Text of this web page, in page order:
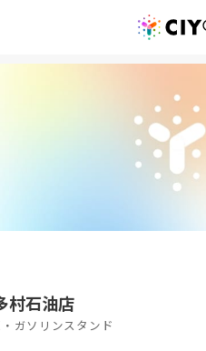
石油店
ガソリンスタンド